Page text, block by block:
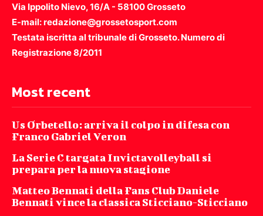
Via Ippolito Nievo, 16/A - 58100 Grosseto
E-mail: redazione@grossetosport.com
Testata iscritta al tribunale di Grosseto. Numero di
Registrazione 8/2011
Most recent
Us Orbetello: arriva il colpo in difesa con
Franco Gabriel Veron
La Serie C targata Invictavolleyball si
prepara per la nuova stagione
Matteo Bennati della Fans Club Daniele
Bennati vince la classica Sticciano-Sticciano